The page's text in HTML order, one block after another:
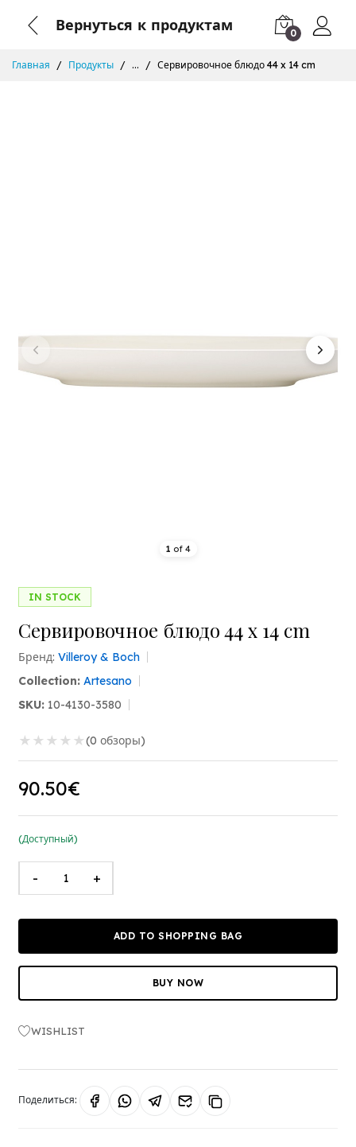
Вернуться к продуктам 0
Главная Продукты ... Сервировочное блюдо 44 x 14 cm
1 of 4
IN STOCK
Сервировочное блюдо 44 x 14 cm
Бренд: Villeroy & Boch
Collection: Artesano
SKU: 10-4130-3580
★ ★ ★ ★ ★(0 обзоры)
90.50€
(Доступный)
- +
ADD TO SHOPPING BAG
BUY NOW
WISHLIST
Поделиться: